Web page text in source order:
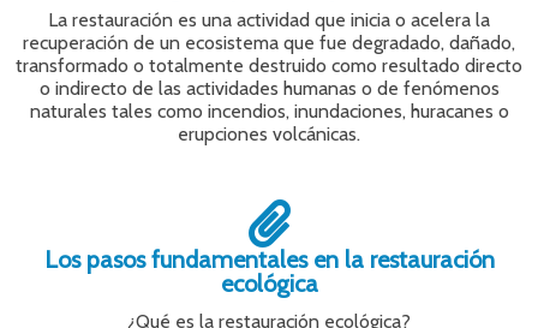
La restauración es una actividad que inicia o acelera la
recuperación de un ecosistema que fue degradado, dañado,
transformado o totalmente destruido como resultado directo
o indirecto de las actividades humanas o de fenómenos
naturales tales como incendios, inundaciones, huracanes o
erupciones volcánicas.
Los pasos fundamentales en la restauración
ecológica
¿Qué es la restauración ecológica?